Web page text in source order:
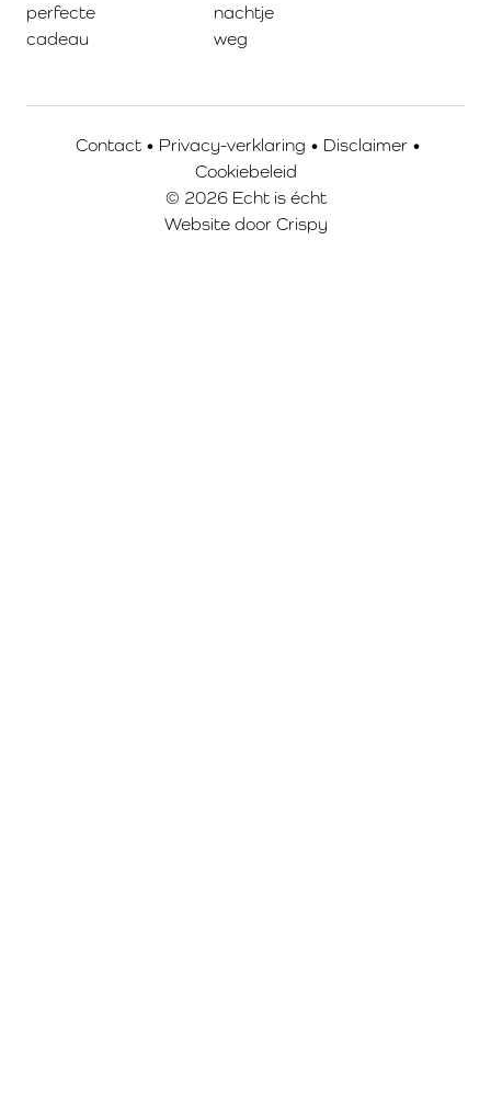
perfecte
cadeau
nachtje
weg
© 2026 Echt is écht
Contact• Privacy-verklaring • Disclaimer•
Cookiebeleid
Website door Crispy